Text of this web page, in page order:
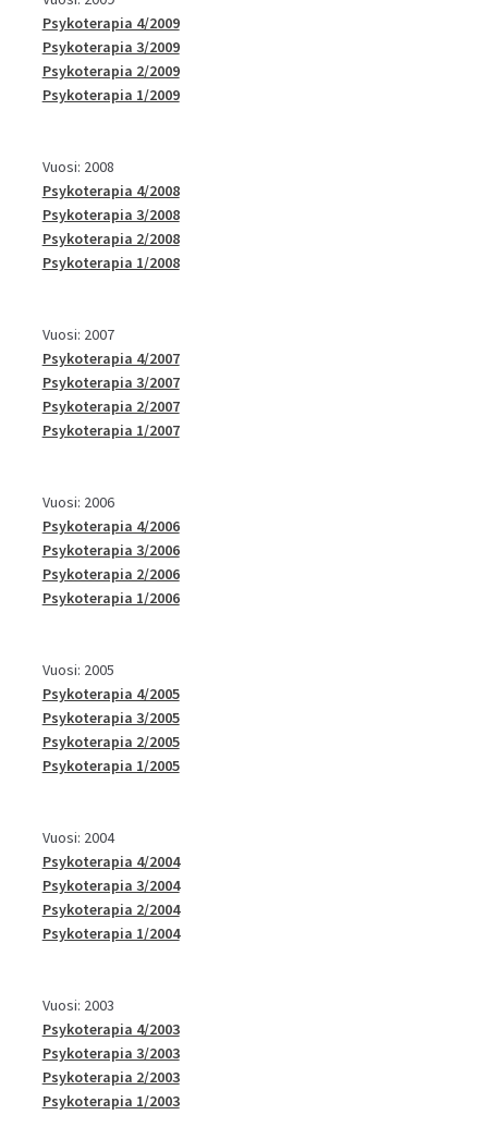
Psykoterapia 4/2009
Psykoterapia 3/2009
Psykoterapia 2/2009
Psykoterapia 1/2009
Vuosi: 2008
Psykoterapia 4/2008
Psykoterapia 3/2008
Psykoterapia 2/2008
Psykoterapia 1/2008
Vuosi: 2007
Psykoterapia 4/2007
Psykoterapia 3/2007
Psykoterapia 2/2007
Psykoterapia 1/2007
Vuosi: 2006
Psykoterapia 4/2006
Psykoterapia 3/2006
Psykoterapia 2/2006
Psykoterapia 1/2006
Vuosi: 2005
Psykoterapia 4/2005
Psykoterapia 3/2005
Psykoterapia 2/2005
Psykoterapia 1/2005
Vuosi: 2004
Psykoterapia 4/2004
Psykoterapia 3/2004
Psykoterapia 2/2004
Psykoterapia 1/2004
Vuosi: 2003
Psykoterapia 4/2003
Psykoterapia 3/2003
Psykoterapia 2/2003
Psykoterapia 1/2003